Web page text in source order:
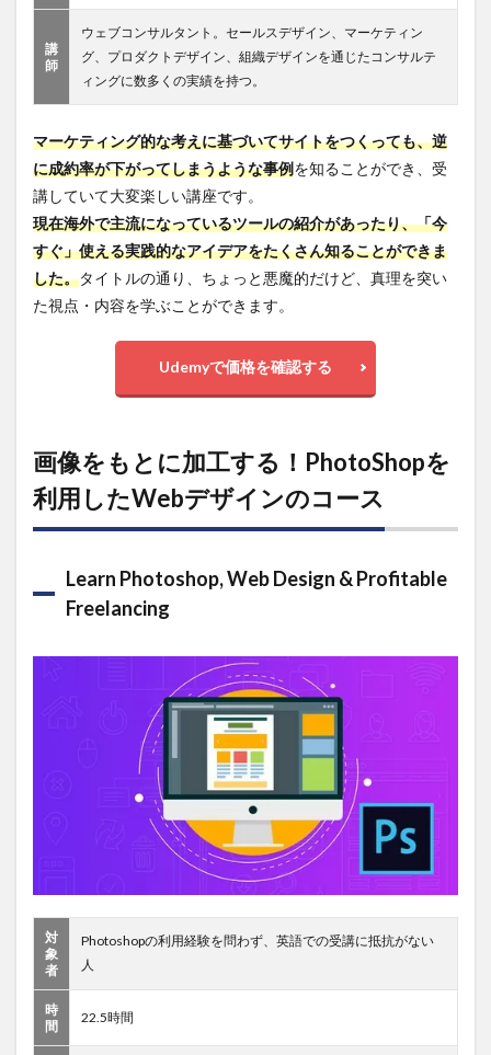
講
師
ウェブコンサルタント。セールスデザイン、マーケティン
グ、プロダクトデザイン、組織デザインを通じたコンサルテ
ィングに数多くの実績を持つ。
マーケティング的な考えに基づいてサイトをつくっても、逆
に成約率が下がってしまうような事例を知ることができ、受
講していて大変楽しい講座です。
現在海外で主流になっているツールの紹介があったり、「今
すぐ」使える実践的なアイデアをたくさん知ることができま
した。タイトルの通り、ちょっと悪魔的だけど、真理を突い
た視点・内容を学ぶことができます。
Udemyで価格を確認する
画像をもとに加工する！PhotoShopを
利用したWebデザインのコース
Learn Photoshop, Web Design & Profitable
Freelancing
対
象
者
Photoshopの利用経験を問わず、英語での受講に抵抗がない
人
時
間
22.5時間